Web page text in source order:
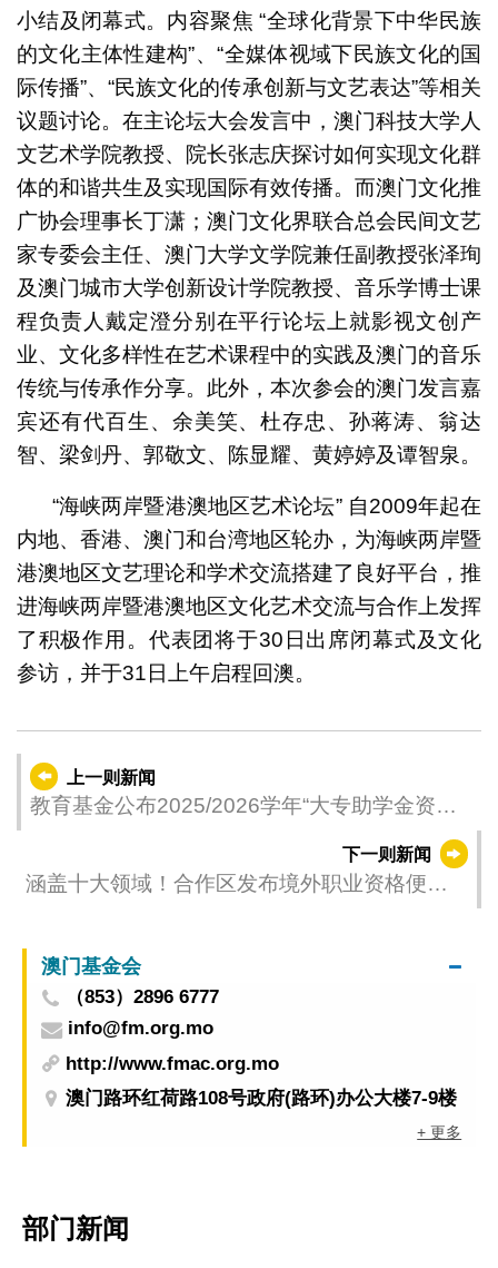
小结及闭幕式。内容聚焦 “全球化背景下中华民族
的文化主体性建构”、“全媒体视域下民族文化的国
际传播”、“民族文化的传承创新与文艺表达”等相关
议题讨论。在主论坛大会发言中，澳门科技大学人
文艺术学院教授、院长张志庆探讨如何实现文化群
体的和谐共生及实现国际有效传播。而澳门文化推
广协会理事长丁潇；澳门文化界联合总会民间文艺
家专委会主任、澳门大学文学院兼任副教授张泽珣
及澳门城市大学创新设计学院教授、音乐学博士课
程负责人戴定澄分别在平行论坛上就影视文创产
业、文化多样性在艺术课程中的实践及澳门的音乐
传统与传承作分享。此外，本次参会的澳门发言嘉
宾还有代百生、余美笑、杜存忠、孙蒋涛、翁达
智、梁剑丹、郭敬文、陈显耀、黄婷婷及谭智泉。
“海峡两岸暨港澳地区艺术论坛” 自2009年起在
内地、香港、澳门和台湾地区轮办，为海峡两岸暨
港澳地区文艺理论和学术交流搭建了良好平台，推
进海峡两岸暨港澳地区文化艺术交流与合作上发挥
了积极作用。代表团将于30 日出席闭幕式及文化
参访，并于31日上午启程回澳。
上一则新闻
教育基金公布2025/2026学年“大专助学金资助
请人名单
下一则新闻
涵盖十大领域！合作区发布境外职业资格便利
澳门基金会
（853）2896 6777
info@fm.org.mo
http://www.fmac.org.mo
澳门路环红荷路108号政府(路环)办公大楼7-9楼
+ 更多
部门新闻